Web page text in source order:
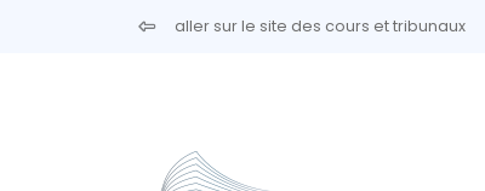
Aller au contenu principalaller sur le site des cours et tribunaux